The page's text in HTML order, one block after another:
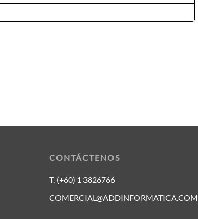
CONTÁCTENOS
T. (+60) 1 3826766
COMERCIAL@ADDINFORMATICA.COM